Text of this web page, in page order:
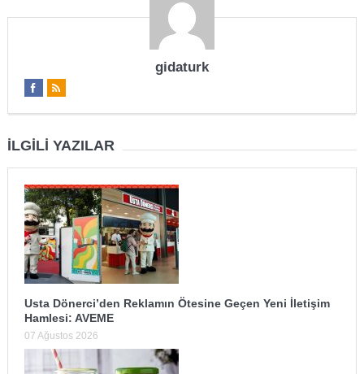
gidaturk
İLGILI YAZILAR
Usta Dönerci’den Reklamın Ötesine Geçen Yeni İletişim
Hamlesi: AVEME
07 Ağustos 2026